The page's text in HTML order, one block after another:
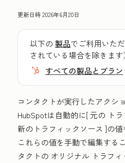
更新日時2026年6月20日
以下の 製品でご利用いた
されている場合を除きます
すべての製品とプラン
コンタクトが実行したアクシ
HubSpotは自動的に[ 元の ト
新のトラフィックソース ]の値
これらの値を手動で編集する
タクトの オリジナル トラフ